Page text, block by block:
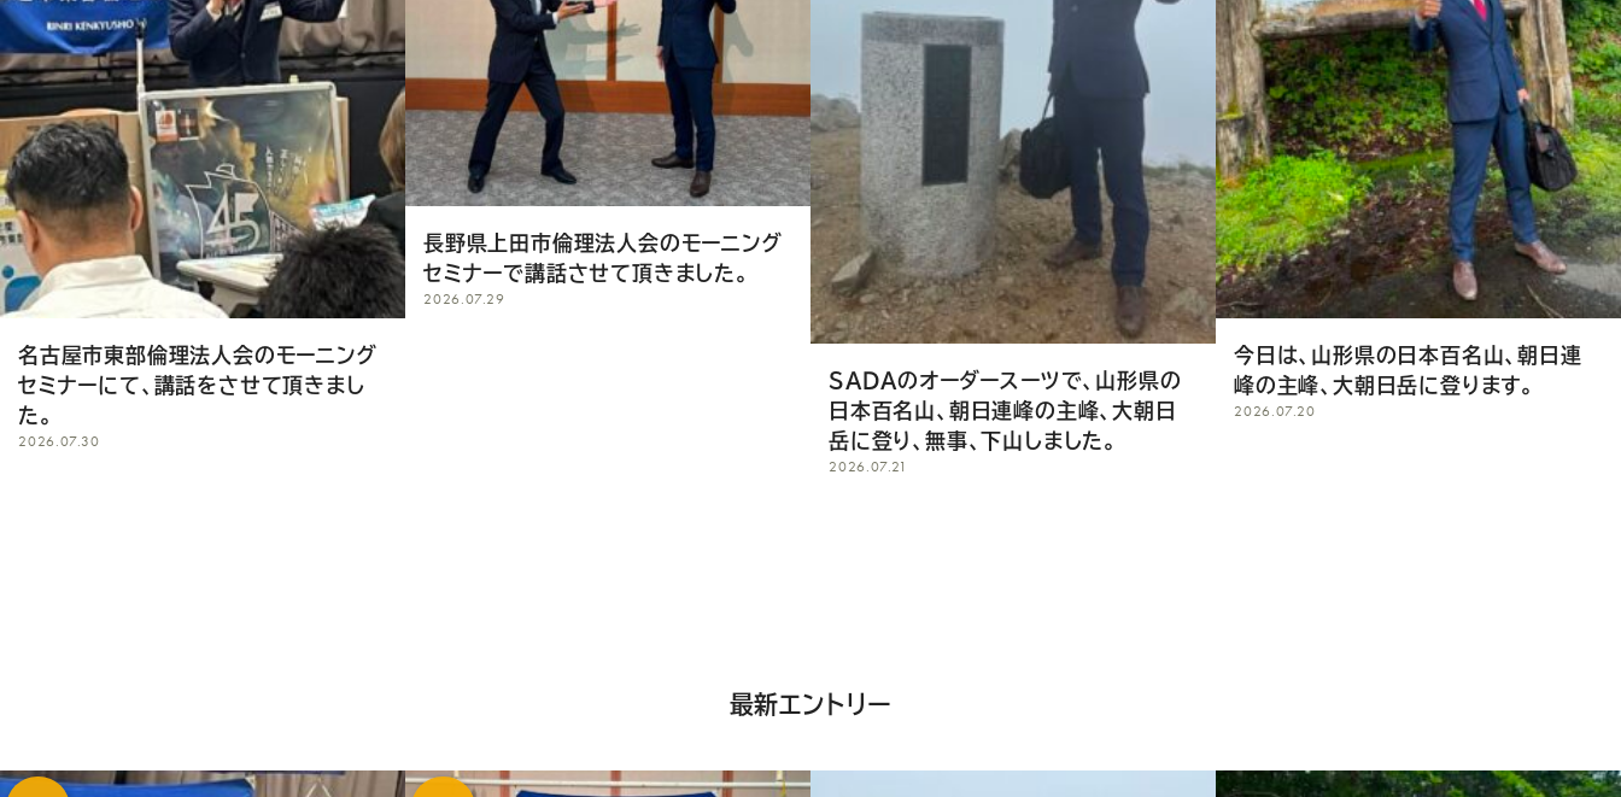
名古屋市東部倫理法人会のモーニング
セミナーにて、講話をさせて頂きまし
た。
2026.07.30
長野県上田市倫理法人会のモーニング
セミナーで講話させて頂きました。
2026.07.29
SADAのオーダースーツで、山形県の
日本百名山、朝日連峰の主峰、大朝日
岳に登り、無事、下山しました。
2026.07.21
今日は、山形県の日本百名山、朝日連
峰の主峰、大朝日岳に登ります。
2026.07.20
最新エントリー